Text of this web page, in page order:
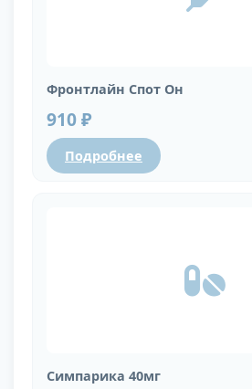
Фронтлайн Спот Он
910 ₽
Подробнее
Симпарика 40мг